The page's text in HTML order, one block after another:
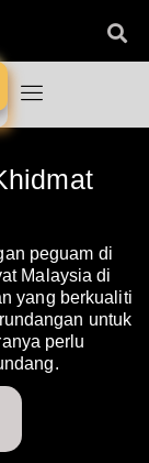
peguam di
Malaysia di
yang berkualiti
untuk
perlu